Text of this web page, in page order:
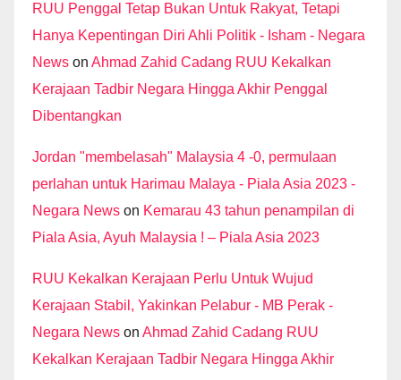
RUU Penggal Tetap Bukan Untuk Rakyat, Tetapi
Hanya Kepentingan Diri Ahli Politik - Isham - Negara
News on Ahmad Zahid Cadang RUU Kekalkan
Kerajaan Tadbir Negara Hingga Akhir Penggal
Dibentangkan
Jordan "membelasah" Malaysia 4 -0, permulaan
perlahan untuk Harimau Malaya - Piala Asia 2023 -
Negara News on Kemarau 43 tahun penampilan di
Piala Asia, Ayuh Malaysia ! – Piala Asia 2023
RUU Kekalkan Kerajaan Perlu Untuk Wujud
Kerajaan Stabil, Yakinkan Pelabur - MB Perak -
Negara News on Ahmad Zahid Cadang RUU
Kekalkan Kerajaan Tadbir Negara Hingga Akhir